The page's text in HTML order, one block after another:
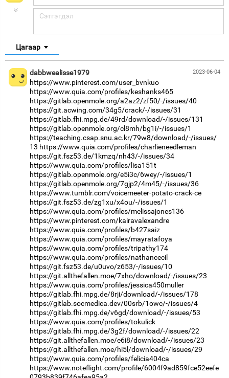
Цагаар
2023-06-04
dabbwealisse1979
https://www.pinterest.com/user_bvnkuo
https://www.quia.com/profiles/keshanks465
https://gitlab.openmole.org/a2az2/zf50/-/issues/40
https://git.acwing.com/34g5/crack/-/issues/31
https://gitlab.fhi.mpg.de/49rd/download/-/issues/131
https://gitlab.openmole.org/cl8mh/bg1i/-/issues/1
https://teaching.csap.snu.ac.kr/79w8/download/-/issues/
13 https://www.quia.com/profiles/charlieneedleman
https://git.fsz53.de/1kmzq/nh43/-/issues/34
https://www.quia.com/profiles/lisa151t
https://gitlab.openmole.org/e5i3c/6wey/-/issues/1
https://gitlab.openmole.org/7gjp2/4m45/-/issues/36
https://www.tumblr.com/voicemeeter-potato-crack-ce
https://git.fsz53.de/zg1xu/x4ou/-/issues/1
https://www.quia.com/profiles/melissajones136
https://www.pinterest.com/kairavalexandre
https://www.quia.com/profiles/b427saiz
https://www.quia.com/profiles/mayratafoya
https://www.quia.com/profiles/tripathy174
https://www.quia.com/profiles/nathancecil
https://git.fsz53.de/u0uvo/z653/-/issues/10
https://git.allthefallen.moe/7xho/download/-/issues/23
https://www.quia.com/profiles/jessica450muller
https://gitlab.fhi.mpg.de/8rji/download/-/issues/178
https://gitlab.socmedica.dev/00srb/1owc/-/issues/4
https://gitlab.fhi.mpg.de/v6gd/download/-/issues/53
https://www.quia.com/profiles/tokulick
https://gitlab.fhi.mpg.de/3g2f/download/-/issues/22
https://git.allthefallen.moe/e6i8/download/-/issues/23
https://git.allthefallen.moe/hi5l/download/-/issues/29
https://www.quia.com/profiles/felicia404ca
https://www.noteflight.com/profile/6004f9ad859fce52eefe